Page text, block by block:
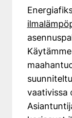
vaativissa